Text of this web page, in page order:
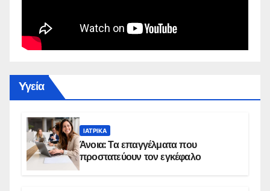
Yγεία
ΙΑΤΡΙΚΆ
Άνοια: Τα επαγγέλματα που
προστατεύουν τον εγκέφαλο